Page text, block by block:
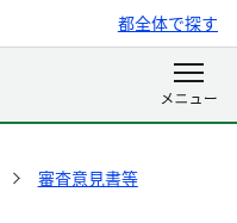
都全体で探す
審査意見書等